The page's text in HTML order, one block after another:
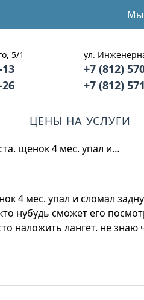
Мы
5/1 ул.
+7 (812)
+7 (812)
ЦЕНЫ НА УСЛУГИ
щенок 4 мес. упал и…
4 мес. упал и сломал
нубудь сможет его
наложить лангет. не знаю